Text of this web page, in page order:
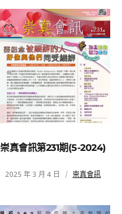
崇真會訊第231期(5-2024)
2025 年 3 月 4 日 崇真會訊